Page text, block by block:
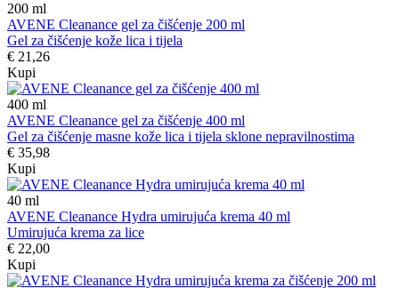
200 ml
AVENE Cleanance gel za čišćenje 200 ml
Gel za čišćenje kože lica i tijela
€ 21,26
Kupi
400 ml
AVENE Cleanance gel za čišćenje 400 ml
Gel za čišćenje masne kože lica i tijela sklone nepravilnostima
€ 35,98
Kupi
40 ml
AVENE Cleanance Hydra umirujuća krema 40 ml
Umirujuća krema za lice
€ 22,00
Kupi